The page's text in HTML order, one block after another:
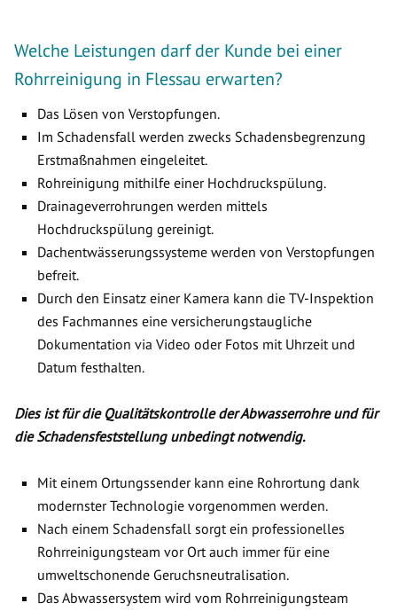
Welche Leistungen darf der Kunde bei einer
Rohrreinigung in Flessau erwarten?
Das Lösen von Verstopfungen.
Im Schadensfall werden zwecks Schadensbegrenzung
Erstmaßnahmen eingeleitet.
Rohreinigung mithilfe einer Hochdruckspülung.
Drainageverrohrungen werden mittels
Hochdruckspülung gereinigt.
Dachentwässerungssysteme werden von Verstopfungen
befreit.
Durch den Einsatz einer Kamera kann die TV-Inspektion
des Fachmannes eine versicherungstaugliche
Dokumentation via Video oder Fotos mit Uhrzeit und
Datum festhalten.
Dies ist für die Qualitätskontrolle der Abwasserrohre und für
die Schadensfeststellung unbedingt notwendig.
Mit einem Ortungssender kann eine Rohrortung dank
modernster Technologie vorgenommen werden.
Nach einem Schadensfall sorgt ein professionelles
Rohrreinigungsteam vor Ort auch immer für eine
umweltschonende Geruchsneutralisation.
Das Abwassersystem wird vom Rohrreinigungsteam